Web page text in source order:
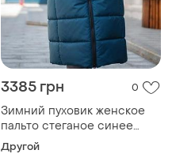
3385 грн 0
Зимний пуховик женское
пальто стеганое синее
тинсулейт цвет черный
размер 42-58 42
Другой